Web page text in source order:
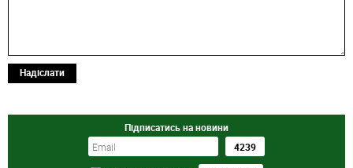
Надіслати
Підписатись на новини